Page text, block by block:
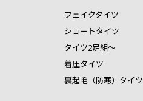
フェイクタイツ
ショートタイツ
タイツ2足組～
着圧タイツ
裏起毛（防寒）タイツ